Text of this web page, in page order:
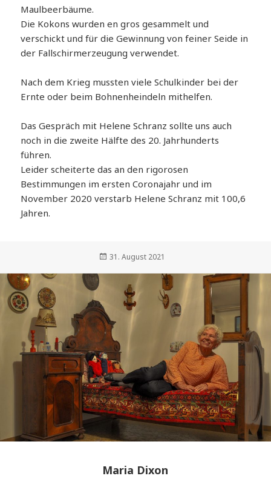
Maulbeerbäume.
Die Kokons wurden en gros gesammelt und
verschickt und für die Gewinnung von feiner Seide in
der Fallschirmerzeugung verwendet.
Nach dem Krieg mussten viele Schulkinder bei der
Ernte oder beim Bohnenheindeln mithelfen.
Das Gespräch mit Helene Schranz sollte uns auch
noch in die zweite Hälfte des 20. Jahrhunderts
führen.
Leider scheiterte das an den rigorosen
Bestimmungen im ersten Coronajahr und im
November 2020 verstarb Helene Schranz mit 100,6
Jahren.
Veröffentlicht
31. August 2021
Maria Dixon